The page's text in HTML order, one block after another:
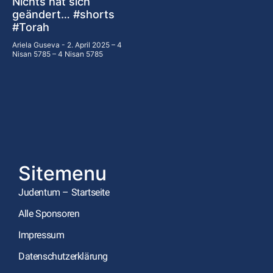
geändert… #shorts
#Torah
Ariela Guseva
2. April 2025 – 4
Nisan 5785 – 4 Nisan 5785
Sitemenu
Judentum – Startseite
Alle Sponsoren
Impressum
Datenschutzerklärung